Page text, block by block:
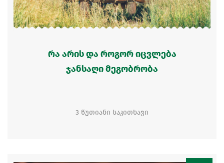
რა არის და როგორ იცვლება
ჯანსაღი მეგობრობა
3 წუთიანი საკითხავი